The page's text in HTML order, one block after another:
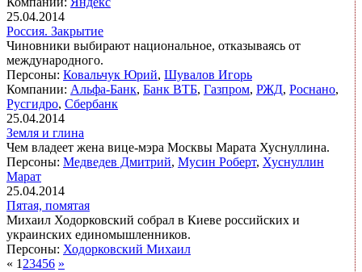
25.04.2014
Россия. Закрытие
Чиновники выбирают национальное, отказываясь от
международного.
Персоны: Ковальчук Юрий, Шувалов Игорь
Компании: Альфа-Банк, Банк ВТБ, Газпром, РЖД, Роснано,
Русгидро, Сбербанк
25.04.2014
Земля и глина
Чем владеет жена вице-мэра Москвы Марата Хуснуллина.
Персоны: Медведев Дмитрий, Мусин Роберт, Хуснуллин
Марат
25.04.2014
Пятая, помятая
Михаил Ходорковский собрал в Киеве российских и
украинских единомышленников.
Персоны: Ходорковский Михаил
« 1 23456 »